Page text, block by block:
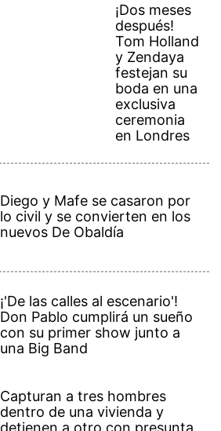
¡Dos meses
después!
Tom Holland
y Zendaya
festejan su
boda en una
exclusiva
ceremonia
en Londres
Diego y Mafe se casaron por
lo civil y se convierten en los
nuevos De Obaldía
¡'De las calles al escenario'!
Don Pablo cumplirá un sueño
con su primer show junto a
una Big Band
Capturan a tres hombres
dentro de una vivienda y
detienen a otro con presunta